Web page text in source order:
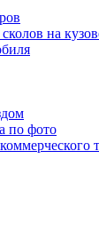
на
по фото